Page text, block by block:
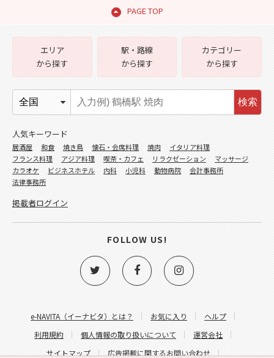
PAGE TOP
e-NAVITA（イーナビタ）とは？ お気に入り
ヘルプ
利用規約
個人情報の取り扱いについて
運営会社
サイトマップ
広告掲載に関するお問い合わせ
エリア
から探す
駅・路線
から探す
カテゴリー
から探す
検索
人気キーワード
居酒屋 和食 焼き鳥 懐石・会席料理 焼肉
イタリア料理
フランス料理
アジア料理 喫茶・カフェ リラクゼーション
マッサージ
カラオケ
ビジネスホテル 内科 小児科 動物病院
会計事務所
法律事務所
掲載者ログイン
FOLLOW US!